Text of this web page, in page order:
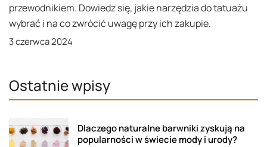
przewodnikiem. Dowiedz się, jakie narzędzia do tatuażu
wybrać i na co zwrócić uwagę przy ich zakupie.
3 czerwca 2024
Ostatnie wpisy
Dlaczego naturalne barwniki zyskują na
popularności w świecie mody i urody?